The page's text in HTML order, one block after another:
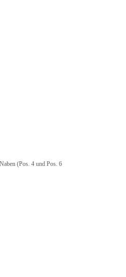
(Pos. 4 und Pos. 6